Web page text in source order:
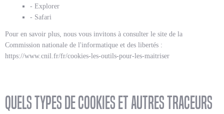
- Explorer
- Safari
Pour en savoir plus, nous vous invitons à consulter le site de la
Commission nationale de l'informatique et des libertés :
https://www.cnil.fr/fr/cookies-les-outils-pour-les-maitriser
Quels types de cookies et autres traceurs